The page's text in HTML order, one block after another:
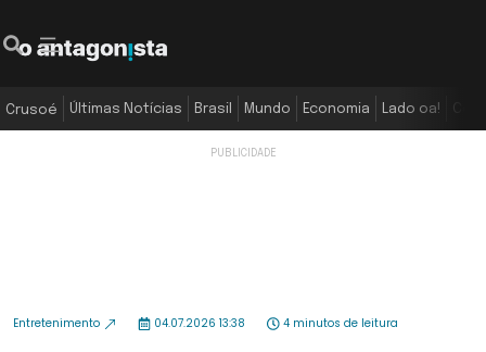
Crusoé Últimas Notícias Brasil Mundo Economia Lado oa!
Entretenimento 04.07.2026 13:38 4 minutos de leitura